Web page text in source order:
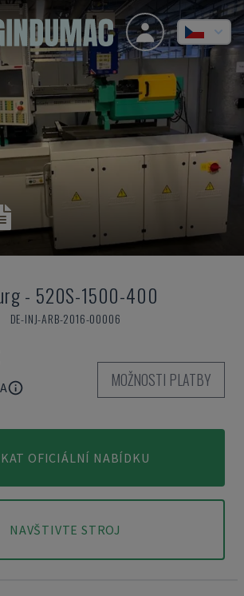
- 520S-1500-400
DE-INJ-ARB-2016-00006
MOŽNOSTI PLATBY
OFICIÁLNÍ NABÍDKU
NAVŠTIVTE STROJ